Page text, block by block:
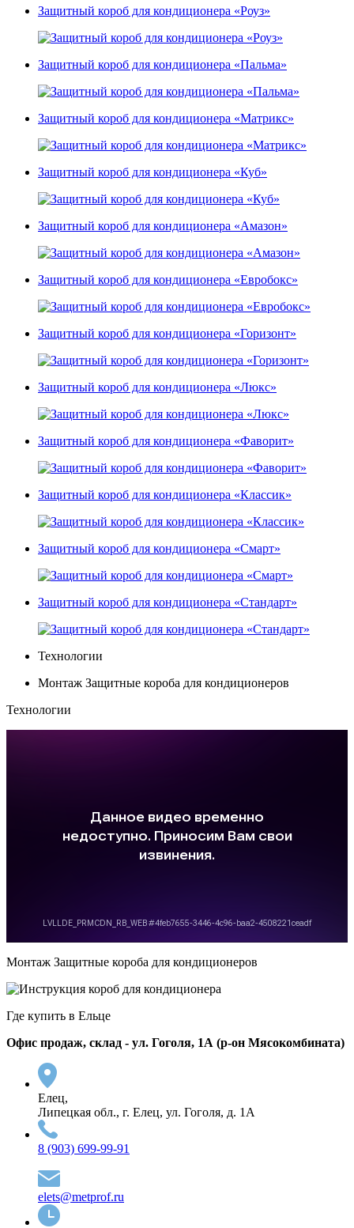
Защитный короб для кондиционера «Роуз»
Защитный короб для кондиционера «Пальма»
Защитный короб для кондиционера «Матрикс»
Защитный короб для кондиционера «Куб»
Защитный короб для кондиционера «Амазон»
Защитный короб для кондиционера «Евробокс»
Защитный короб для кондиционера «Горизонт»
Защитный короб для кондиционера «Люкс»
Защитный короб для кондиционера «Фаворит»
Защитный короб для кондиционера «Классик»
Защитный короб для кондиционера «Смарт»
Защитный короб для кондиционера «Стандарт»
Технологии
Монтаж Защитные короба для кондиционеров
Технологии
Монтаж Защитные короба для кондиционеров
Где купить в Ельце
Офис продаж, склад - ул. Гоголя, 1А (р-он Мясокомбината)
Елец,
Липецкая обл., г. Елец, ул. Гоголя, д. 1А
8 (903) 699-99-91
elets@metprof.ru